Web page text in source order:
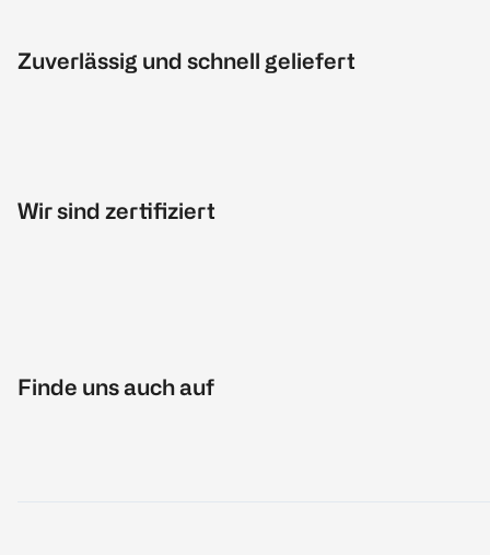
Zuverlässig und schnell geliefert
Wir sind zertifiziert
Finde uns auch auf